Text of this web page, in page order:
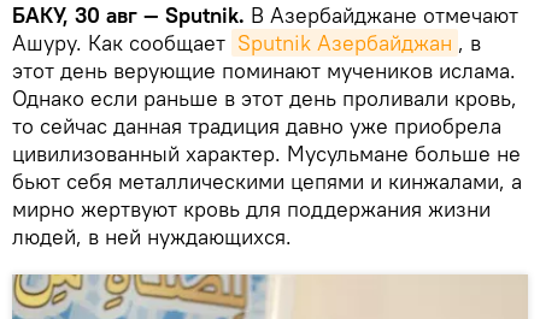
БАКУ, 30 авг — Sputnik. В Азербайджане отмечают
Ашуру. Как сообщает Sputnik Азербайджан , в
этот день верующие поминают мучеников ислама.
Однако если раньше в этот день проливали кровь,
то сейчас данная традиция давно уже приобрела
цивилизованный характер. Мусульмане больше не
бьют себя металлическими цепями и кинжалами, а
мирно жертвуют кровь для поддержания жизни
людей, в ней нуждающихся.